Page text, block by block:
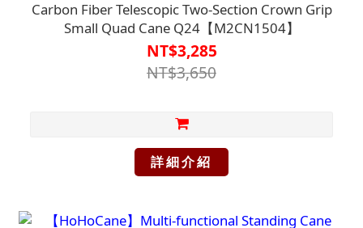
Carbon Fiber Telescopic Two-Section Crown Grip
Small Quad Cane Q24【M2CN1504】
NT$3,285
NT$3,650
詳細介紹